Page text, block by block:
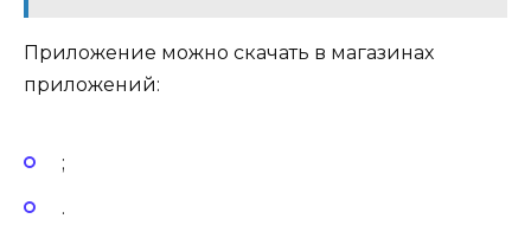
Приложение можно скачать в магазинах
приложений:
;
.